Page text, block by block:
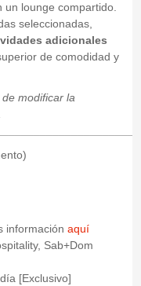
lounge compartido.
seleccionadas,
adicionales
de comodidad y
modificar la
información aquí
Sab+Dom
día [Exclusivo]